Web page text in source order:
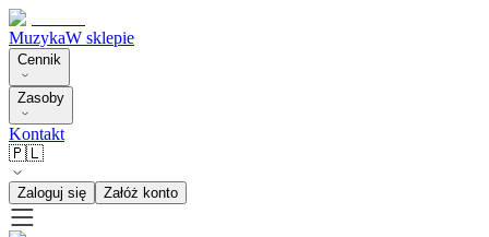
MuzykaW sklepie
Cennik
Zasoby
Kontakt
🇵🇱
Zaloguj się Załóż konto